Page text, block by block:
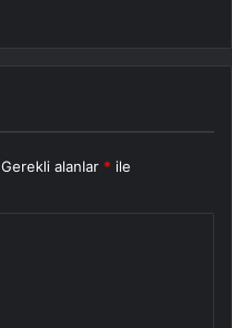
Gerekli alanlar * ile